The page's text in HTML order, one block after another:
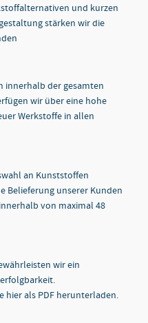
und kurzen
stärken wir die
innerhalb der gesamten
wir über eine hohe
Werkstoffe in allen
an Kunststoffen
Belieferung unserer Kunden
von maximal 48
wir ein
hier als PDF herunterladen.